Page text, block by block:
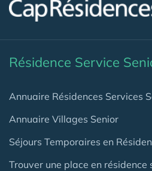
Résidence Service
Annuaire Résidences Services
Annuaire Villages Senior
Séjours Temporaires en
Trouver une place en résidence